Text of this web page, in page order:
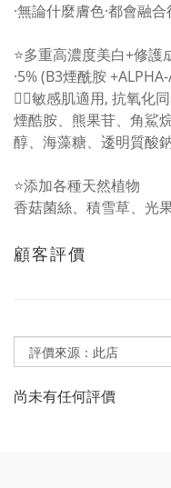
·無論什麼膚色·都會融合
⭐️多重高濃度美白+修護
·5% (B3煙酰胺
👉🏻敏感肌適用, 抗氧化
煙酷胺、熊果苷、角鯊
醇、海藻糖、逶明質酸
⭐️添加各種天然植物
香菇菌絲、積雪草、光
顧客評價
尚未有任何評價